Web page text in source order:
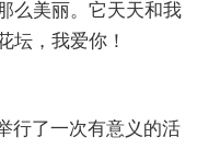
么美丽。它天天和我
坛，我爱你！
行了一次有意义的活